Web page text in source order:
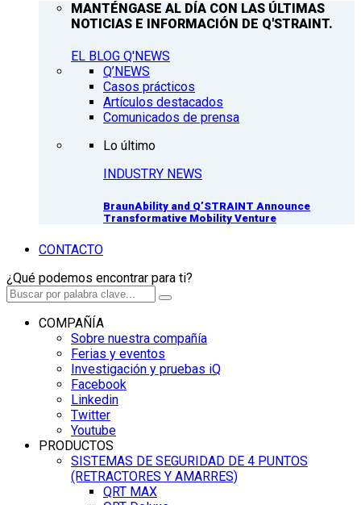
MANTÉNGASE AL DÍA CON LAS ÚLTIMAS
NOTICIAS E INFORMACIÓN DE Q'STRAINT.
EL BLOG Q'NEWS
Q’NEWS
Casos prácticos
Artículos destacados
Comunicados de prensa
Lo último
INDUSTRY NEWS
BraunAbility and Q’STRAINT Announce
Transformative Mobility Venture
CONTACTO
¿Qué podemos encontrar para ti?
COMPAÑÍA
Sobre nuestra compañía
Ferias y eventos
Investigación y pruebas iQ
Facebook
Linkedin
Twitter
Youtube
PRODUCTOS
SISTEMAS DE SEGURIDAD DE 4 PUNTOS
(RETRACTORES Y AMARRES)
QRT MAX